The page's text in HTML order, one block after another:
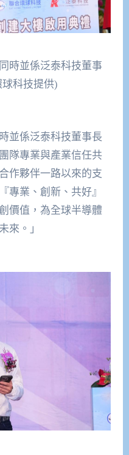
時並係泛泰科技董事
科技提供)
並係泛泰科技董事長
隊專業與產業信任共
作夥伴一路以來的支
專業、創新、共好』
價值，為全球半導體
來。」